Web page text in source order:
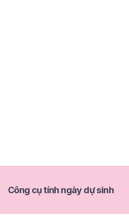
Công cụ tính ngày dự sinh